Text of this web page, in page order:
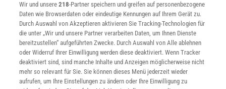
Verträge kündigen
INFO
Mediadaten
Datenschutz
Nutzungsbedingungen
Cookie-Einstellungen
Utiq verwalten
Wir und unsere218-Partner speichern und greifen auf personenbezogene
Daten wie Browserdaten oder eindeutige Kennungen auf Ihrem Gerät zu.
Durch Auswahl von Akzeptieren aktivieren Sie Tracking-Technologien für
die unter „Wir und unsere Partner verarbeiten Daten, um Ihnen Dienste
bereitzustellen“ aufgeführten Zwecke. Durch Auswahl von Alle ablehnen
oder Widerruf Ihrer Einwilligung werden diese deaktiviert. Wenn Tracker
deaktiviert sind, sind manche Inhalte und Anzeigen möglicherweise nicht
mehr so relevant für Sie. Sie können dieses Menü jederzeit wieder
aufrufen, um Ihre Einstellungen zu ändern oder Ihre Einwilligung zu